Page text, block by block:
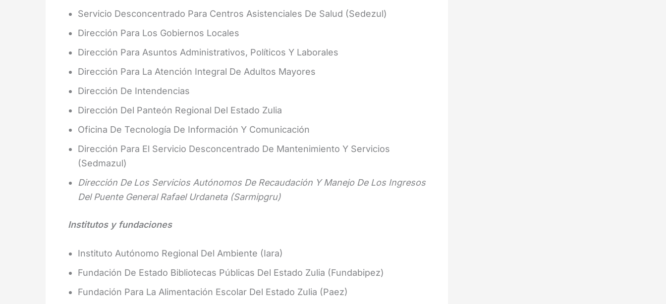
Servicio Desconcentrado Para Centros Asistenciales De Salud (Sedezul)
Dirección Para Los Gobiernos Locales
Dirección Para Asuntos Administrativos, Políticos Y Laborales
Dirección Para La Atención Integral De Adultos Mayores
Dirección De Intendencias
Dirección Del Panteón Regional Del Estado Zulia
Oficina De Tecnología De Información Y Comunicación
Dirección Para El Servicio Desconcentrado De Mantenimiento Y Servicios
(Sedmazul)
Dirección De Los Servicios Autónomos De Recaudación Y Manejo De Los Ingresos
Del Puente General Rafael Urdaneta (Sarmipgru)
Institutos y fundaciones
Instituto Autónomo Regional Del Ambiente (Iara)
Fundación De Estado Bibliotecas Públicas Del Estado Zulia (Fundabipez)
Fundación Para La Alimentación Escolar Del Estado Zulia (Paez)